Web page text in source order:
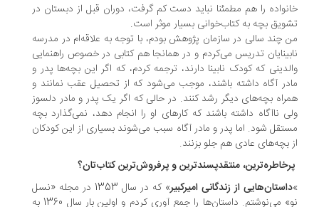
را هم مطمئنا نباید دست کم گرفت، دوران قبل از دبستان در
بچه به کتاب‌خوانی بسیار موثر است.
چند سالی در سازمان پژوهش بودم، با توجه به علاقه‌ام در مدرسه
تدریس می‌کردم و در همانجا هم کتابی در خصوص راهنمایی
که کودک نابینا دارند، ترجمه کردم، که اگر این بچه‌ها پدر و
آگاه داشته باشند، موجب می‌شود که از تحصیل عقب نمانند و
بچه‌های دیگر رشد کنند. در حالی که اگر یک پدر و مادر دلسوز
ناآگاه داشته باشند که کارهای او را انجام دهد، نمی‌گذارد بچه
شود. اما پدر و مادر آگاه سبب می‌شوند بسیاری از این کودکان
بچه‌های عادی هم جلو بزنند.
منتقدپسندترین و پرفروش‌ترین کتاب‌تان؟
از زندگانی امیرکبیر
» که در سال 1353 در مجله «نسل
نو» می‌نوشتم. داستان‌ها را جمع آوری کردم و اولین بار سال 1360 به